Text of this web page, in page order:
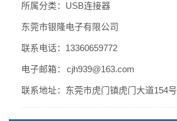
所属分类：USB连接器
东莞市银隆电子有限公司
联系电话：13360659772
电子邮箱： cjh939@163.com
联系地址：东莞市虎门镇虎门大道154号